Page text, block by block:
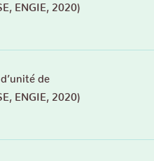
ENGIE, 2020)
de
ENGIE, 2020)